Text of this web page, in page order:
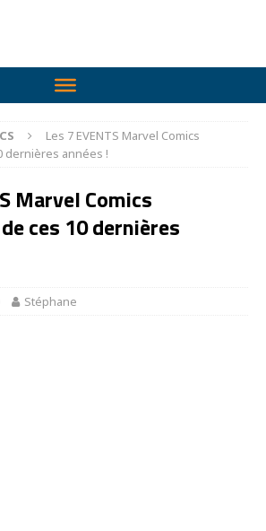
Les 7 EVENTS Marvel Comics
dernières années !
Marvel Comics
de ces 10 dernières
Stéphane